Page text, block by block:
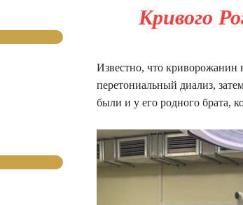
Кривого
Известно, что криворожанин
перетониальный диализ,
были и у его родного брата,